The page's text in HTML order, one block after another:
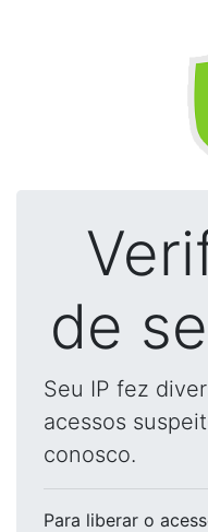
de
Seu IP fez
acessos
conosco.
Para liberar o